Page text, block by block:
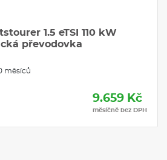
1.5 eTSI 110 kW
převodovka
měsíců
9.659 Kč
měsíčně bez DPH